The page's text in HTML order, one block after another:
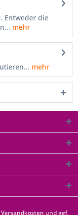
Entweder die
mehr
mehr
Versandkosten und ggf.